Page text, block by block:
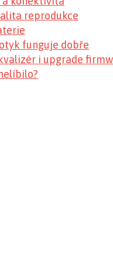
reprodukce
funguje dobře
i upgrade